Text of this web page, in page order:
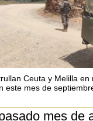
Ceuta y Melilla en
este mes de
mes de